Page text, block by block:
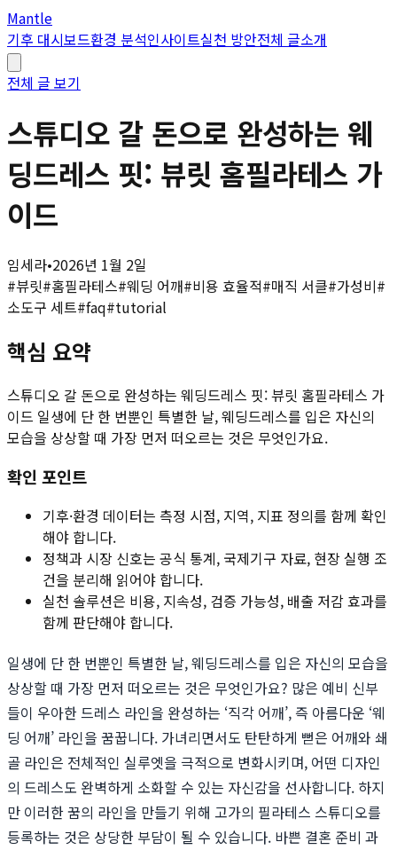
Mantle
기후 대시보드환경 분석인사이트실천 방안전체 글소개
전체 글 보기
스튜디오 갈 돈으로 완성하는 웨
딩드레스 핏: 뷰릿 홈필라테스 가
이드
임세라•2026년 1월 2일
#뷰릿#홈필라테스#웨딩 어깨#비용 효율적#매직 서클#가성비#
소도구 세트#faq#tutorial
핵심 요약
스튜디오 갈 돈으로 완성하는 웨딩드레스 핏: 뷰릿 홈필라테스 가
이드 일생에 단 한 번뿐인 특별한 날, 웨딩드레스를 입은 자신의
모습을 상상할 때 가장 먼저 떠오르는 것은 무엇인가요.
확인 포인트
기후·환경 데이터는 측정 시점, 지역, 지표 정의를 함께 확인
해야 합니다.
정책과 시장 신호는 공식 통계, 국제기구 자료, 현장 실행 조
건을 분리해 읽어야 합니다.
실천 솔루션은 비용, 지속성, 검증 가능성, 배출 저감 효과를
함께 판단해야 합니다.
일생에 단 한 번뿐인 특별한 날, 웨딩드레스를 입은 자신의 모습을
상상할 때 가장 먼저 떠오르는 것은 무엇인가요? 많은 예비 신부
들이 우아한 드레스 라인을 완성하는 ‘직각 어깨’, 즉 아름다운 ‘웨
딩 어깨’ 라인을 꿈꿉니다. 가녀리면서도 탄탄하게 뻗은 어깨와 쇄
골 라인은 전체적인 실루엣을 극적으로 변화시키며, 어떤 디자인
의 드레스도 완벽하게 소화할 수 있는 자신감을 선사합니다. 하지
만 이러한 꿈의 라인을 만들기 위해 고가의 필라테스 스튜디오를
등록하는 것은 상당한 부담이 될 수 있습니다. 바쁜 결혼 준비 과